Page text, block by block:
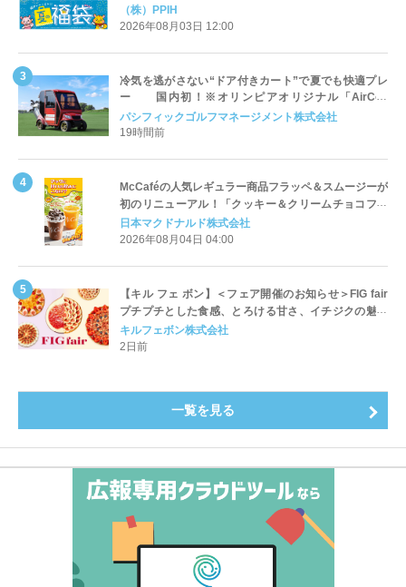
「夏福袋」＆セール 8月6日(木)より順次スタート
（株）PPIH
2026年08月03日 12:00
冷気を逃がさない“ドア付きカート”で夏でも快適プレ
ー 国内初！※オリンピアオリジナル「AirCon
Cart（エアコンカート）」導入 | ＰＧＭ
パシフィックゴルフマネージメント株式会社
19時間前
McCaféの人気レギュラー商品フラッペ＆スムージーが
初のリニューアル！「クッキー＆クリームチョコフラ
ッペ」「マンゴースムージー」8月5日（水）から販売
開始
日本マクドナルド株式会社
2026年08月04日 04:00
【キル フェ ボン】＜フェア開催のお知らせ＞FIG fair
プチプチとした食感、とろける甘さ、イチジクの魅力
をたっぷりと。新作を含め、イチジク尽くしの全4種が
登場8月20日（木）スタート
キルフェボン株式会社
2日前
一覧を見る